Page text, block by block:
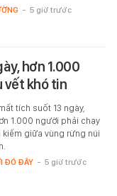
- 5 giờ trước
hơn 1.000
vết khó tin
tích suốt 13 ngày,
1.000 người phải chạy
kiếm giữa vùng rừng núi
ĐÓ ĐÂY - 5 giờ trước